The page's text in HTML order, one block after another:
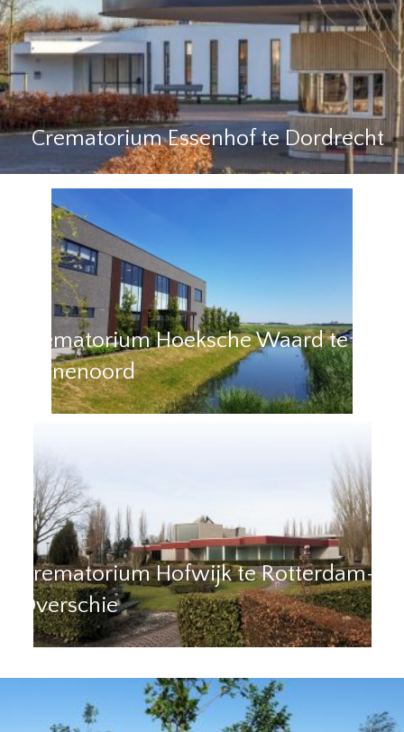
Crematorium Essenhof te Dordrecht
Crematorium Hoeksche Waard te
Heinenoord
Crematorium Hofwijk te Rotterdam-
Overschie